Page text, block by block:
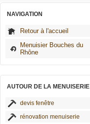
NAVIGATION
Retour à l'accueil
Menuisier Bouches du
Rhône
AUTOUR DE LA MENUISERIE
devis fenêtre
rénovation menuiserie